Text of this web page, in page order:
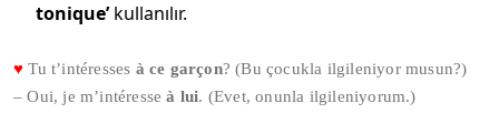
tonique’kullanılır.
♥ Tu t’intéresses à ce garçon? (Bu çocukla ilgileniyor musun?)
– Oui, je m’intéresseà lui. (Evet, onunla ilgileniyorum.)